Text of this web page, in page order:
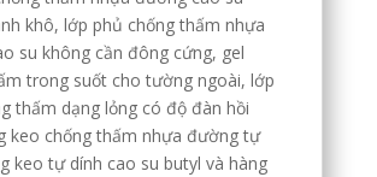
khô, lớp phủ chống thấm nhựa
su không cần đông cứng, gel
trong suốt cho tường ngoài, lớp
thấm dạng lỏng có độ đàn hồi
keo chống thấm nhựa đường tự
keo tự dính cao su butyl và hàng
English (South Africa)
Italian
Russian
English (Canada)